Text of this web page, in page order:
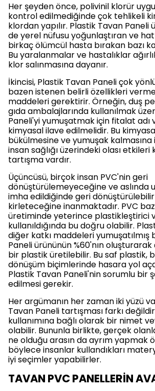
Her şeyden önce, polivinil klorür
kontrol edilmediğinde çok tehlikeli
klordan yapılır. Plastik Tavan
de yerel nüfusu yoğunlaştıran ve
birkaç ölümcül hasta bırakan bazı
Bu yaralanmalar ve hastalıklar
klor salınmasına dayanır.
İkincisi, Plastik Tavan Paneli çok
bazen istenen belirli özellikleri
maddeleri gerektirir. Örneğin, duş
gıda ambalajlarında kullanılmak
Paneli'yi yumuşatmak için fitalat adı
kimyasal ilave edilmelidir. Bu
bükülmesine ve yumuşak
insan sağlığı üzerindeki olası
tartışma vardır.
Üçüncüsü, birçok insan PVC'nin geri
dönüştürülemeyeceğine ve aslında
imha edildiğinde geri
kirleteceğine inanmaktadır. PVC
üretiminde yeterince plastikleştirici
kullanıldığında bu doğru olabilir.
diğer katkı maddeleri yumuşatılmış
Paneli ürününün %60'nın
bir plastik üretilebilir. Bu saf plastik,
dönüşüm biçimlerinde hasara yol
Plastik Tavan Paneli'nin sorumlu bir
edilmesi gerekir.
Her argümanın her zaman iki yüzü
Tavan Paneli tartışması farkı
kullanımına bağlı olarak bir nimet
olabilir. Bununla birlikte, gerçek
ne olduğu arasın da ayrım yapmak
böylece insanlar kullandıkları
iyi seçimler yapabilirler.
TAVAN PVC PANELLERİN